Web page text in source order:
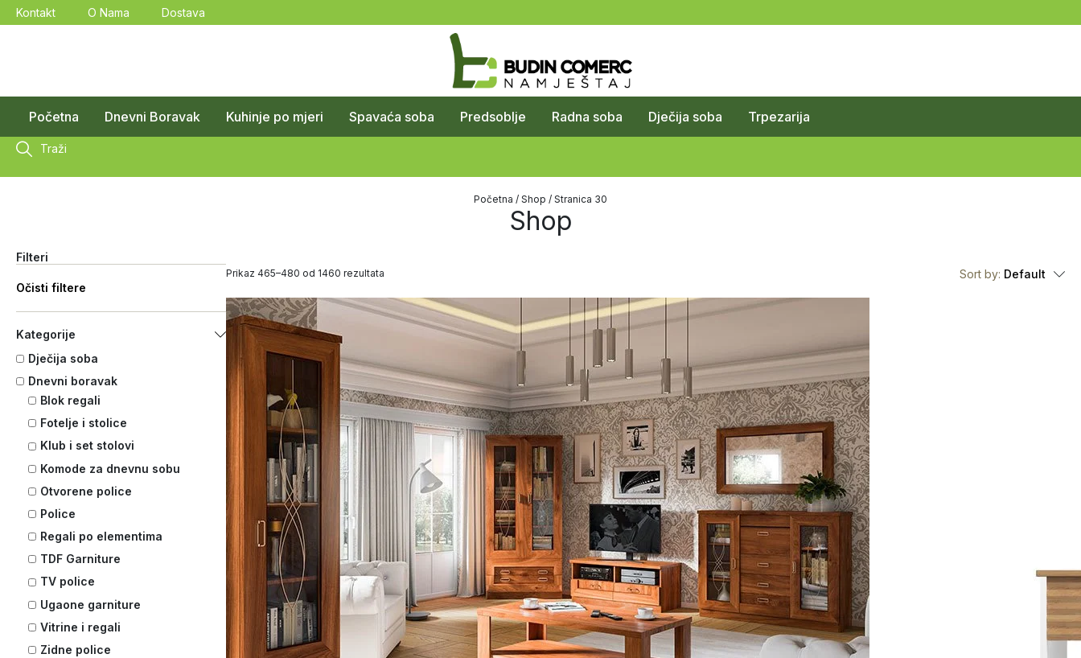
Kontakt O Nama Dostava
Početna Dnevni Boravak Kuhinje po mjeri Spavaća soba Predsoblje Radna soba Dječija soba Trpezarija
Traži
Početna / Shop / Stranica 30
Shop
Filteri
Očisti filtere
Kategorije
Dječija soba
Dnevni boravak
Blok regali
Fotelje i stolice
Klub i set stolovi
Komode za dnevnu sobu
Otvorene police
Police
Regali po elementima
TDF Garniture
TV police
Ugaone garniture
Vitrine i regali
Zidne police
Sort by: Default
Prikaz 465–480 od 1460 rezultata